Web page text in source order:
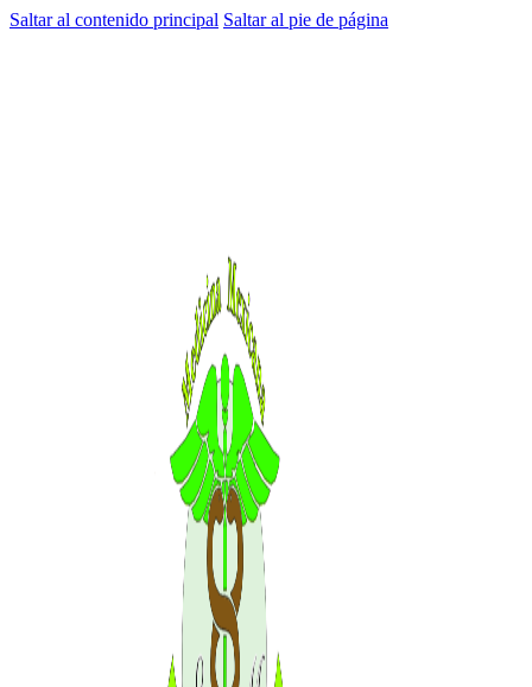
Saltar al contenido principal Saltar al pie de página